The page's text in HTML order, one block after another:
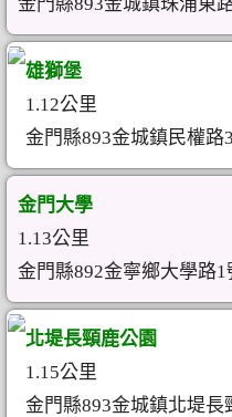
雄獅堡
1.12公里
金門縣893金城鎮民權路
金門大學
1.13公里
金門縣892金寧鄉大學路1
北堤長頸鹿公園
1.15公里
金門縣893金城鎮北堤長